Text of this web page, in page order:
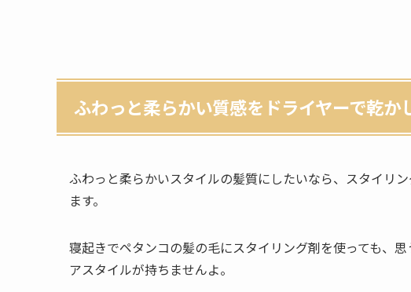
ふわっと柔らかい質感をドライヤーで乾か
ふわっと柔らかいスタイルの髪質にしたいなら、スタイリ
ます。
寝起きでペタンコの髪の毛にスタイリング剤を使っても、
アスタイルが持ちませんよ。